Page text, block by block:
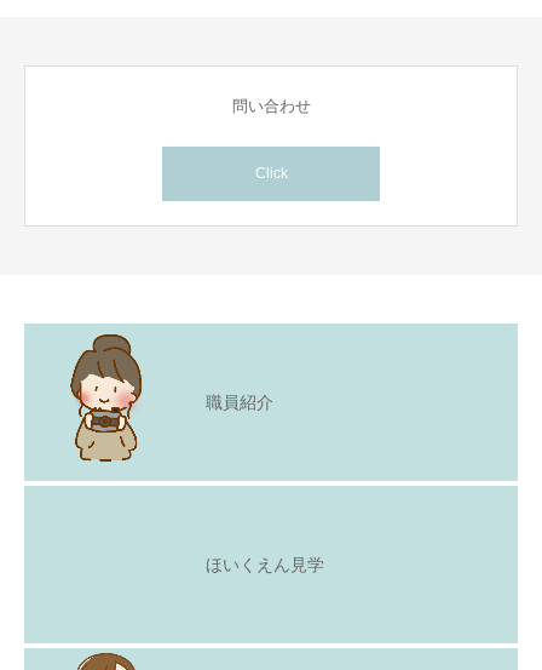
問い合わせ
Click
職員紹介
ほいくえん見学